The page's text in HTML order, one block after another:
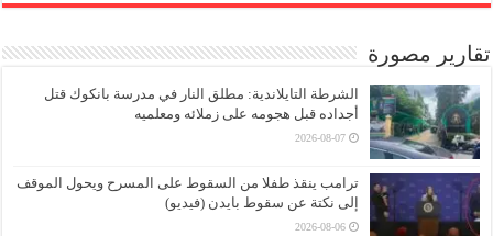
تقارير مصورة
الشرطة التايلاندية: مطلق النار في مدرسة بانكوك قتل
أجداده قبل هجومه على زملائه ومعلميه
2026-08-07
ترامب ينقذ طفلا من السقوط على المسرح ويحول الموقف
إلى نكتة عن سقوط بايدن (فيديو)
2026-08-06